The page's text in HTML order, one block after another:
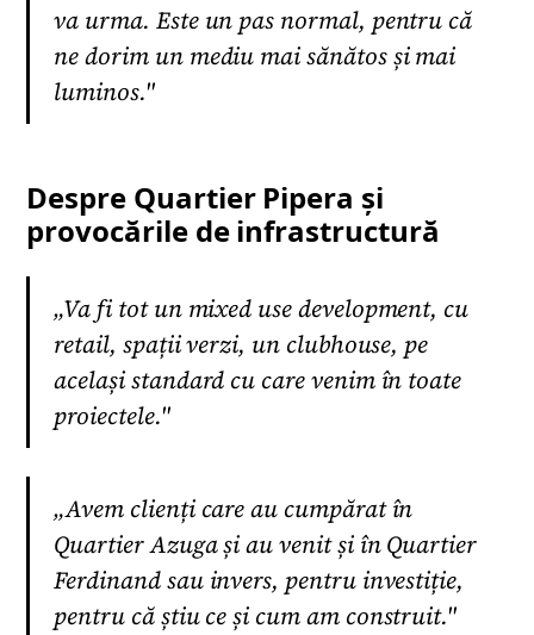
va urma. Este un pas normal, pentru că
ne dorim un mediu mai sănătos și mai
luminos."
Despre Quartier Pipera și
provocările de infrastructură
„Va fi tot un mixed use development, cu
retail, spații verzi, un clubhouse, pe
același standard cu care venim în toate
proiectele."
„Avem clienți care au cumpărat în
Quartier Azuga și au venit și în Quartier
Ferdinand sau invers, pentru investiție,
pentru că știu ce și cum am construit."